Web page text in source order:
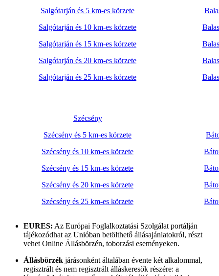
Salgótarján és 5 km-es körzete
Salgótarján és 10 km-es körzete
Salgótarján és 15 km-es körzete
Salgótarján és 20 km-es körzete
Salgótarján és 25 km-es körzete
Szécsény
Szécsény és 5 km-es körzete
Szécsény és 10 km-es körzete
Szécsény és 15 km-es körzete
Szécsény és 20 km-es körzete
Szécsény és 25 km-es körzete
EURES: Az Európai Foglalkoztatási Szolgálat portálján
tájékozódhat az Unióban betölthető állásajánlatokról, részt
vehet Online Állásbörzén, toborzási eseményeken.
Állásbörzék járásonként általában évente két alkalommal,
regisztrált és nem regisztrált álláskeresők részére: a